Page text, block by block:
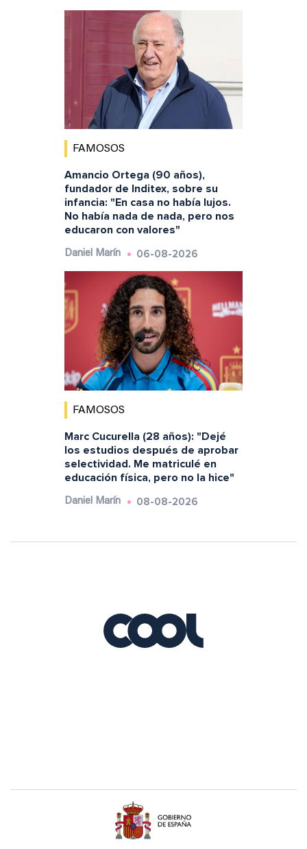
FAMOSOS
Amancio Ortega (90 años),
fundador de Inditex, sobre su
infancia: "En casa no había lujos.
No había nada de nada, pero nos
educaron con valores"
Daniel Marín 06-08-2026
FAMOSOS
Marc Cucurella (28 años): "Dejé
los estudios después de aprobar
selectividad. Me matriculé en
educación física, pero no la hice"
Daniel Marín 08-08-2026